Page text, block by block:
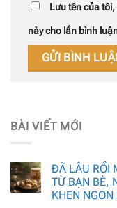
Lưu tên của
này cho lần bình
BÀI VIẾT MỚI
ĐÃ LÂU RỒI
TỪ BẠN BÈ,
KHEN